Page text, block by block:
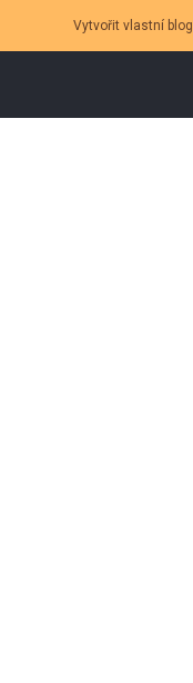
Vytvořit vlastní blog